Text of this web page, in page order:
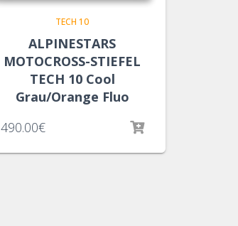
TECH 10
ALPINESTARS
MOTOCROSS-STIEFEL
TECH 10 Cool
Grau/Orange Fluo
490.00€